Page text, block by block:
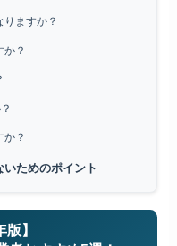
ますか？
？
？
ためのポイント
版】